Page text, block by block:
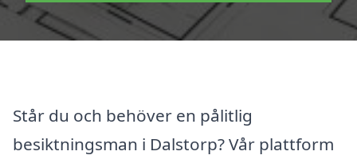
Står du och behöver en pålitlig
besiktningsman i Dalstorp? Vår plattform